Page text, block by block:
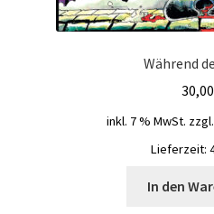
Während
30,00
inkl. 7 % MwSt. zzgl.
Lieferzeit:
In den